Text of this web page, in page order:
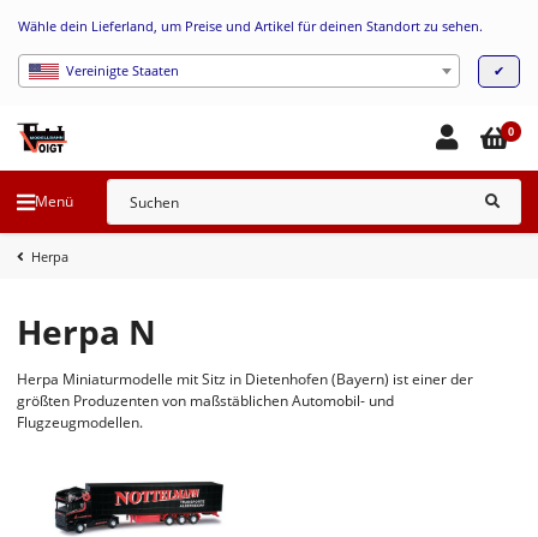
Wähle dein Lieferland, um Preise und Artikel für deinen Standort zu sehen.
Vereinigte Staaten ✔
Menü
0
Herpa
Herpa N
Herpa Miniaturmodelle mit Sitz in Dietenhofen (Bayern) ist einer der
größten Produzenten von maßstäblichen Automobil- und
Flugzeugmodellen.